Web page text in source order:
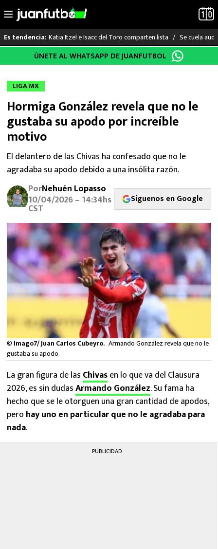
al
Es tendencia: Katia Itzel e Isacc del Toro comparten lista Se cuela
LO ÚLTIMO
LIGA MX
RAYADOS
PUMAS
ATLANTE
FUTBOL INTERNACIONAL
MEXICANOS EN EL EXTRANJERO
FUTBOL ESTUFA
FÓRMULA 1
BOXEO
LIGA MX
NFL
ÚNETE AL WHATSAPP DE JUANFUTBOL
LIGA MX
Hormiga González revela que no le
gustaba su apodo por increíble
motivo
El delantero de las Chivas ha confesado que no le
agradaba su apodo debido a una insólita razón.
PorNehuén Lopasso
10/04/2026 – 14:34hs
CST
Síguenos en Google
© Imago7/ Juan Carlos Cubeyro. Armando González revela que no le
gustaba su apodo.
La gran figura de las Chivasen lo que va del Clausura
2026, es sin dudasArmando González. Su fama ha
hecho que se le otorguen una gran cantidad de apodos,
pero hay uno en particular que no le agradaba para
nada.
PUBLICIDAD